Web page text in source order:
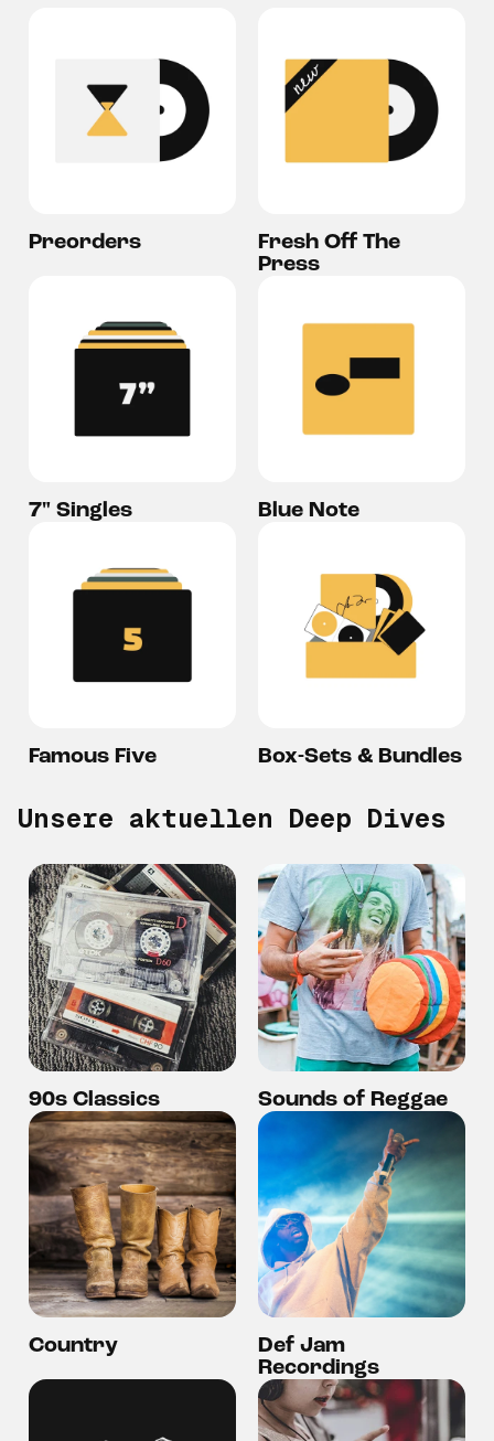
Preorders
Fresh Off The
Press
7" Singles Blue Note
Famous Five Box-Sets & Bundles
Unsere aktuellen Deep Dives
90s Classics Sounds of Reggae
Country
Def Jam
Recordings